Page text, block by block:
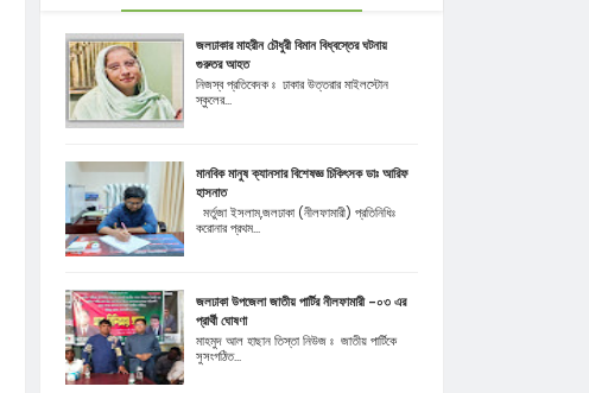
জলঢাকার মাহরীন চৌধুরী বিমান বিধ্বস্তের ঘটনায়
গুরুতর আহত
নিজস্ব প্রতিবেদক ঃ ঢাকার উত্তরার মাইলস্টোন
স্কুলের...
মানবিক মানুষ ক্যানসার বিশেষজ্ঞ চিকিৎসক ডাঃ আরিফ
হাসনাত
মর্তুজা ইসলাম,জলঢাকা (নীলফামারী) প্রতিনিধিঃ
করোনার প্রথম...
জলঢাকা উপজেলা জাতীয় পার্টির নীলফামারী -০৩ এর
প্রার্থী ঘোষণা
মাহমুদ আল হাছান তিস্তা নিউজ ঃ জাতীয় পার্টিকে
সুসংগঠিত...